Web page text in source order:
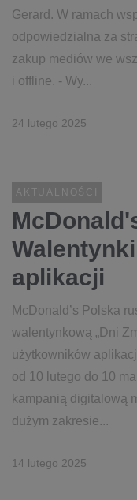
Gerard. W ramach
odpowiedzialna za
zakup mediów we
i offline. - Wy...
24 lutego 2025
AKTUALNOŚCI
aplikacji
McDonald’s Polska
walentynkową „Dni
użytkowników
od 10 lutego do 10
kampanią digitalową
dużym zakresie...
14 lutego 2025